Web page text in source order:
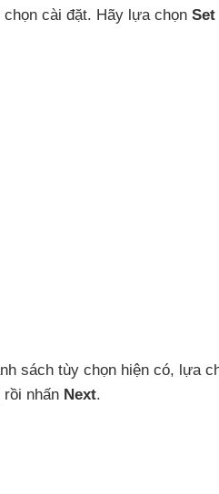
cài đặt. Hãy lựa chọn Set
sách tùy chọn hiện có, lựa
nhấn Next.